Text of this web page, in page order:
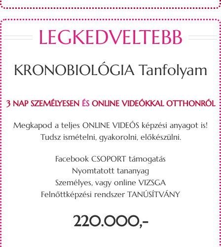
LEGKEDVELTEBB
KRONOBIOLÓGIA Tanfolyam
3 NAP SZEMÉLYESEN ÉSONLINE VIDEÓKKAL OTTHONRÓL
Megkapod a teljes ONLINE VIDEÓS képzési anyagot is!
Tudsz ismételni, gyakorolni, előkészülni.
Facebook CSOPORT támogatás
Nyomtatott tananyag
Személyes, vagy online VIZSGA
Felnőttképzési rendszer TANÚSÍTVÁNY
220.000,-